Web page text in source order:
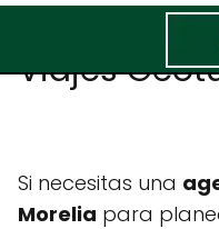
Agencia
Viajes
Si necesitas una
Morelia para